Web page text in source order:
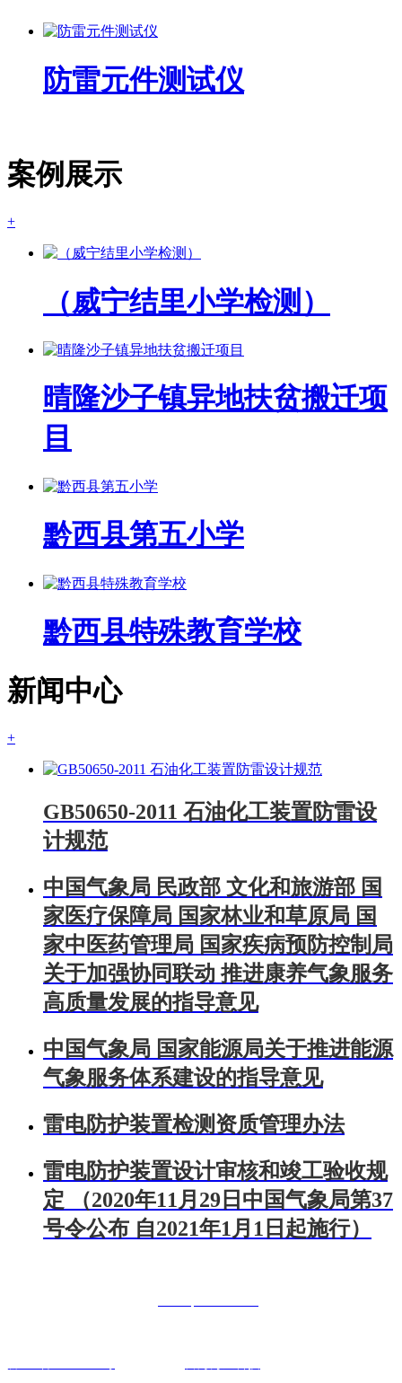
防雷元件测试仪
案例展示
+
（威宁结里小学检测）
晴隆沙子镇异地扶贫搬迁项
目
黔西县第五小学
黔西县特殊教育学校
新闻中心
+
GB50650-2011 石油化工装置防雷设
计规范
中国气象局 民政部 文化和旅游部 国
家医疗保障局 国家林业和草原局 国
家中医药管理局 国家疾病预防控制局
关于加强协同联动 推进康养气象服务
高质量发展的指导意见
中国气象局 国家能源局关于推进能源
气象服务体系建设的指导意见
雷电防护装置检测资质管理办法
雷电防护装置设计审核和竣工验收规
定 （2020年11月29日中国气象局第37
号令公布 自2021年1月1日起施行）